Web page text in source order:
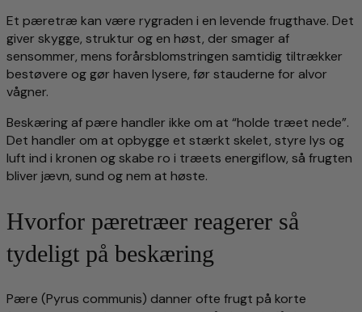
Et pæretræ kan være rygraden i en levende frugthave. Det
giver skygge, struktur og en høst, der smager af
sensommer, mens forårsblomstringen samtidig tiltrækker
bestøvere og gør haven lysere, før stauderne for alvor
vågner.
Beskæring af pære handler ikke om at “holde træet nede”.
Det handler om at opbygge et stærkt skelet, styre lys og
luft ind i kronen og skabe ro i træets energiflow, så frugten
bliver jævn, sund og nem at høste.
Hvorfor pæretræer reagerer så
tydeligt på beskæring
Pære (Pyrus communis) danner ofte frugt på korte